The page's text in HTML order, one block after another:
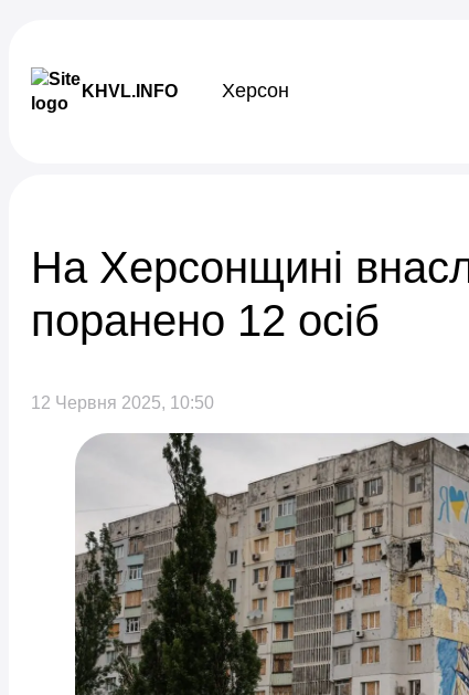
KHVL.INFO Херсон
На Херсонщині
поранено 12 осіб
12 Червня 2025, 10:50